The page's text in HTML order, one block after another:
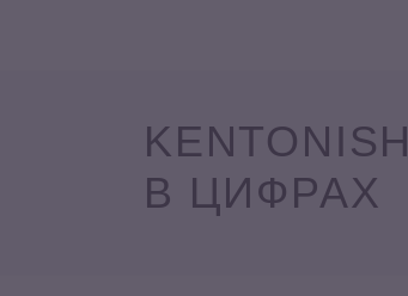
KENTONISH
В ЦИФРАХ